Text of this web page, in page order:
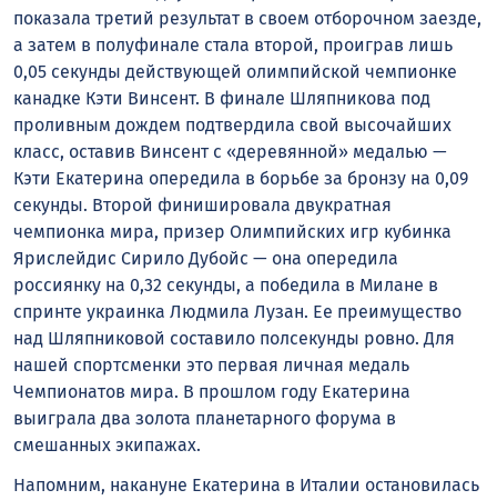
показала третий результат в своем отборочном заезде,
а затем в полуфинале стала второй, проиграв лишь
0,05 секунды действующей олимпийской чемпионке
канадке Кэти Винсент. В финале Шляпникова под
проливным дождем подтвердила свой высочайших
класс, оставив Винсент с «деревянной» медалью —
Кэти Екатерина опередила в борьбе за бронзу на 0,09
секунды. Второй финишировала двукратная
чемпионка мира, призер Олимпийских игр кубинка
Ярислейдис Сирило Дубойс — она опередила
россиянку на 0,32 секунды, а победила в Милане в
спринте украинка Людмила Лузан. Ее преимущество
над Шляпниковой составило полсекунды ровно. Для
нашей спортсменки это первая личная медаль
Чемпионатов мира. В прошлом году Екатерина
выиграла два золота планетарного форума в
смешанных экипажах.
Напомним, накануне Екатерина в Италии остановилась